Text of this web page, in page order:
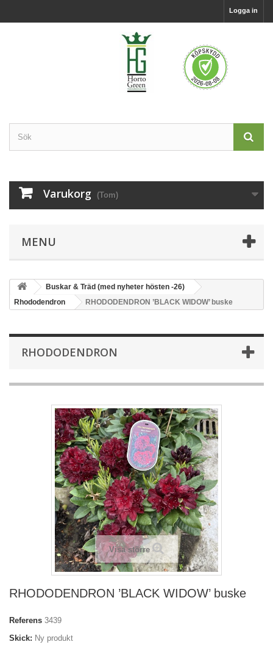
Logga in
Varukorg (Tom)
MENU
Buskar & Träd (med nyheter hösten -26)
Rhododendron
RHODODENDRON ’BLACK WIDOW’ buske
RHODODENDRON
Visa större
RHODODENDRON ’BLACK WIDOW’ buske
Referens 3439
Skick: Ny produkt